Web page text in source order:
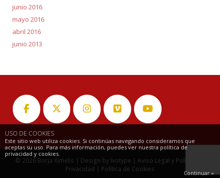
USO DE COOKIES
Este sitio web utiliza cookies. Si continúas navegando consideramos que
aceptas su uso. Para más información, puedes ver nuestra política de
privacidad y cookies.
Continuar »
junio 2016
mayo 2016
abril 2016
junio 2013
© 2026 Borja Ximelis | Design by Ixotype | Aviso Legal y Política de
Privacidad | Política de Cookies